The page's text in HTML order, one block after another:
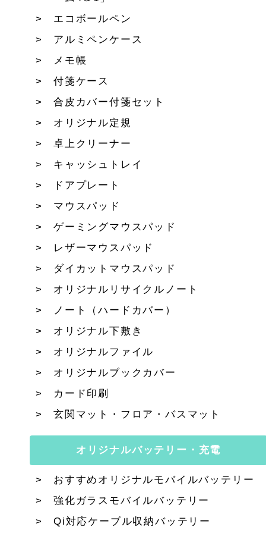
エコボールペン
アルミペンケース
メモ帳
付箋ケース
合皮カバー付箋セット
オリジナル定規
卓上クリーナー
キャッシュトレイ
ドアプレート
マウスパッド
ゲーミングマウスパッド
レザーマウスパッド
ダイカットマウスパッド
オリジナルリサイクルノート
ノート（ハードカバー）
オリジナル下敷き
オリジナルファイル
オリジナルブックカバー
カード印刷
玄関マット・フロア・バスマット
オリジナルバッテリー・充電
おすすめオリジナルモバイルバッテリー
強化ガラスモバイルバッテリー
Qi対応ケーブル収納バッテリー